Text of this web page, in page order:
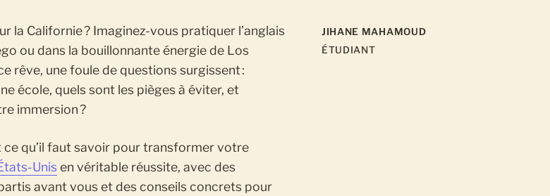
la Californie ? Imaginez-vous pratiquer l’anglais
ou dans la bouillonnante énergie de Los
rêve, une foule de questions surgissent :
école, quels sont les pièges à éviter, et
immersion ?
ce qu’il faut savoir pour transformer votre
Unisen véritable réussite, avec des
avant vous et des conseils concrets pour
JIHANE MAHAMOUD
ÉTUDIANT